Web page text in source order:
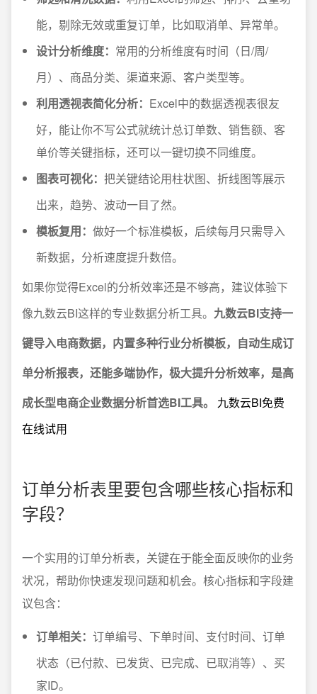
能，剔除无效或重复订单，比如取消单、异常单。
设计分析维度： 常用的分析维度有时间（日/周/
月）、商品分类、渠道来源、客户类型等。
利用透视表简化分析： Excel中的数据透视表很友
好，能让你不写公式就统计总订单数、销售额、客
单价等关键指标，还可以一键切换不同维度。
图表可视化： 把关键结论用柱状图、折线图等展示
出来，趋势、波动一目了然。
模板复用： 做好一个标准模板，后续每月只需导入
新数据，分析速度提升数倍。
如果你觉得Excel的分析效率还是不够高，建议体验下
像九数云BI这样的专业数据分析工具。 九数云BI支持一
键导入电商数据，内置多种行业分析模板，自动生成订
单分析报表，还能多端协作，极大提升分析效率，是高
成长型电商企业数据分析首选BI工具。
九数云BI免费
在线试用
订单分析表里要包含哪些核心指标和
字段？
一个实用的订单分析表，关键在于能全面反映你的业务
状况，帮助你快速发现问题和机会。核心指标和字段建
议包含：
订单相关： 订单编号、下单时间、支付时间、订单
状态（已付款、已发货、已完成、已取消等）、买
家ID。